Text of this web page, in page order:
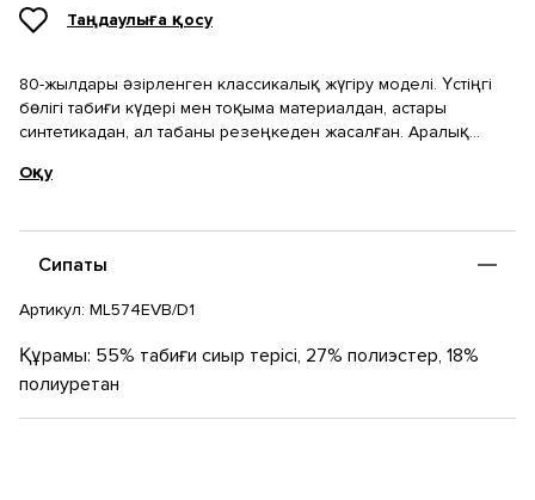
Таңдаулыға қосу
80-жылдары әзірленген классикалық жүгіру моделі. Үстіңгі
бөлігі табиғи күдері мен тоқыма материалдан, астары
синтетикадан, ал табаны резеңкеден жасалған. Аралық
ететін ENCAP® технологиясы бар EVA-дан жасалған. Бұл
қолайлы.
Оқу
Сипаты
Артикул: ML574EVB/D1
Құрамы: 55% табиғи сиыр терісі, 27% полиэстер, 18%
полиуретан